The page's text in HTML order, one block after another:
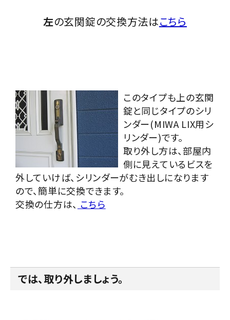
左の玄関錠の交換方法はこちら
このタイプも上の玄関
錠と同じタイプのシリ
ンダー(MIWA LIX用シ
リンダー)です。
取り外し方は、部屋内
側に見えているビスを
外していけば、シリンダーがむき出しになります
ので、簡単に交換できます。
交換の仕方は、 こちら
では、取り外しましょう。